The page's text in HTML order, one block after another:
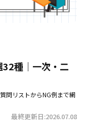
32種｜一次・二
問リストからNG例まで網
最終更新日:2026.07.08